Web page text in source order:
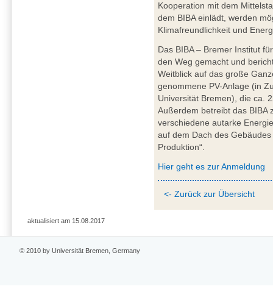
Kooperation mit dem
dem BIBA einlädt, werden
Klimafreundlichkeit und
Das BIBA – Bremer Institut
den Weg gemacht und
Weitblick auf das große
genommene PV-Anlage (in
Universität Bremen), die ca.
Außerdem betreibt das BIBA
verschiedene autarke
auf dem Dach des
Produktion“.
Hier geht es zur Anmeldung
<- Zurück zur Übersicht
aktualisiert am 15.08.2017
© 2010 by Universität Bremen, Germany